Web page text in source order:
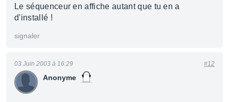
Le séquenceur en affiche autant que tu en a
d'installé !
signaler
Anonyme
03 Juin 2003 à 16:29 #12